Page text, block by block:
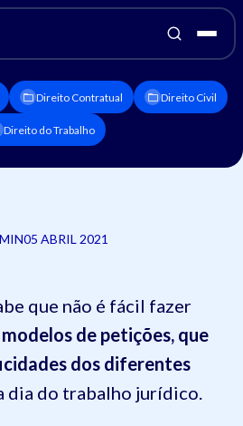
Direito Contratual Direito Civil
Direito do Trabalho
05 ABRIL 2021
que não é fácil fazer
de petições, que
dos diferentes
dia do trabalho jurídico.